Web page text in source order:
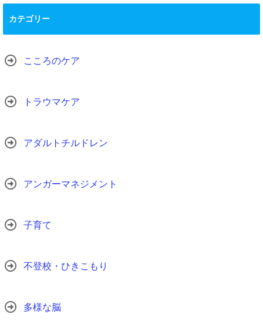
カテゴリー
こころのケア
トラウマケア
アダルトチルドレン
アンガーマネジメント
子育て
不登校・ひきこもり
多様な脳